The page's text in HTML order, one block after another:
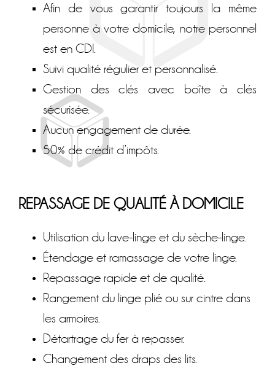
Afin de vous garantir toujours la même
personne à votre domicile, notre personnel
est en CDI.
Suivi qualité régulier et personnalisé.
Gestion des clés avec boîte à clés
sécurisée.
Aucun engagement de durée.
50% de crédit d’impôts.
REPASSAGE DE QUALITÉ À DOMICILE
Utilisation du lave-linge et du sèche-linge.
Étendage et ramassage de votre linge.
Repassage rapide et de qualité.
Rangement du linge plié ou sur cintre dans
les armoires.
Détartrage du fer à repasser.
Changement des draps des lits.